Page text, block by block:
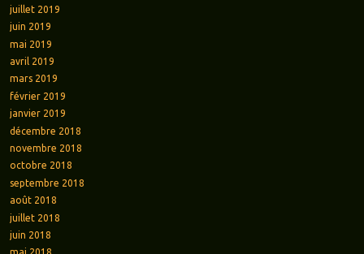
juillet 2019
juin 2019
mai 2019
avril 2019
mars 2019
février 2019
janvier 2019
décembre 2018
novembre 2018
octobre 2018
septembre 2018
août 2018
juillet 2018
juin 2018